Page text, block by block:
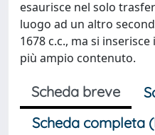
esaurisce nel solo
luogo ad un altro
1678 c.c., ma si
più ampio contenuto.
Scheda breve
Scheda completa